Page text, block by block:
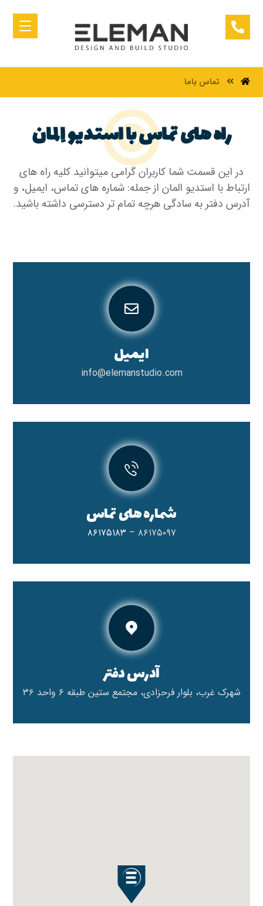
تماس باما
راه های تماس با استدیو اِلمان
در این قسمت شما کاربران گرامی میتوانید کلیه راه های
ارتباط با استدیو المان از جمله: شماره های تماس، ایمیل، و
آدرس دفتر به سادگی هرچه تمام تر دسترسی داشته باشید.
ایمیل
info@elemanstudio.com
شماره های تماس
۸۶۱۷۵۰۹۷ –
آدرس دفتر
شهرک غرب، بلوار فرحزادی، مجتمع ستین طبقه ۶ واحد ۳۶